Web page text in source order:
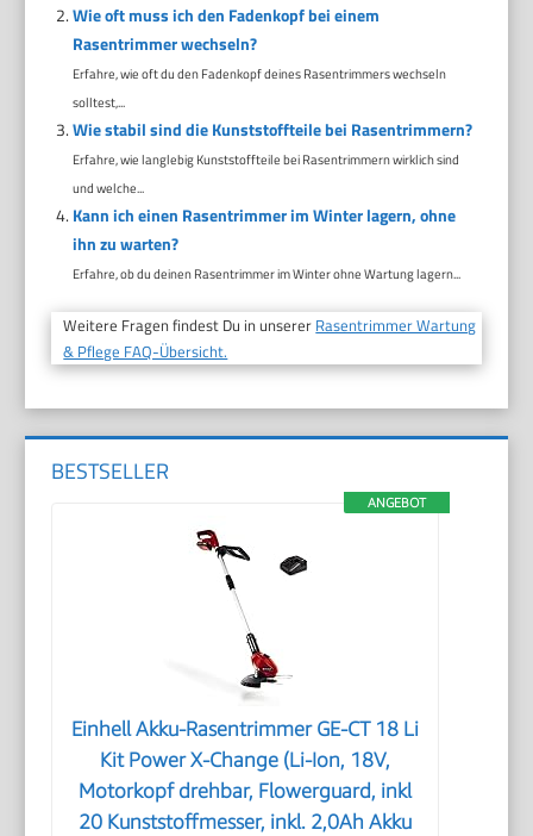
Wie oft muss ich den Fadenkopf bei einem
Rasentrimmer wechseln?
Erfahre, wie oft du den Fadenkopf deines Rasentrimmers wechseln
solltest,...
Wie stabil sind die Kunststoffteile bei Rasentrimmern?
Erfahre, wie langlebig Kunststoffteile bei Rasentrimmern wirklich sind
und welche...
Kann ich einen Rasentrimmer im Winter lagern, ohne
ihn zu warten?
Erfahre, ob du deinen Rasentrimmer im Winter ohne Wartung lagern...
Weitere Fragen findest Du in unserer Rasentrimmer Wartung
& Pflege FAQ-Übersicht.
BESTSELLER
ANGEBOT
Einhell Akku-Rasentrimmer GE-CT 18 Li
Kit Power X-Change (Li-Ion, 18V,
Motorkopf drehbar, Flowerguard, inkl
20 Kunststoffmesser, inkl. 2,0Ah Akku